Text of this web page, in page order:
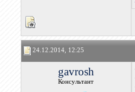
24.12.2014, 12:25
gavrosh
Консультант